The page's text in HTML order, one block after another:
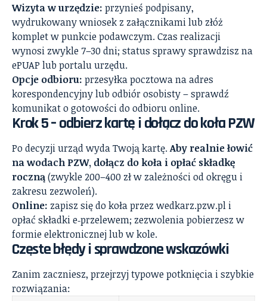
Wizyta w urzędzie: przynieś podpisany,
wydrukowany wniosek z załącznikami lub złóż
komplet w punkcie podawczym. Czas realizacji
wynosi zwykle 7–30 dni; status sprawy sprawdzisz na
ePUAP lub portalu urzędu.
Opcje odbioru: przesyłka pocztowa na adres
korespondencyjny lub odbiór osobisty – sprawdź
komunikat o gotowości do odbioru online.
Krok 5 – odbierz kartę i dołącz do koła PZW
Po decyzji urząd wyda Twoją kartę.Aby realnie łowić
na wodach PZW, dołącz do koła i opłać składkę
roczną(zwykle 200–400 zł w zależności od okręgu i
zakresu zezwoleń).
Online: zapisz się do koła przez wedkarz.pzw.pl i
opłać składki e‑przelewem; zezwolenia pobierzesz w
formie elektronicznej lub w kole.
Częste błędy i sprawdzone wskazówki
Zanim zaczniesz, przejrzyj typowe potknięcia i szybkie
rozwiązania: